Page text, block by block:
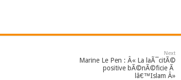
Next
Marine Le Pen : Â« La laÃ¯citÃ©
positive bÃ©nÃ©ficie Ã
lâ€™Islam Â»